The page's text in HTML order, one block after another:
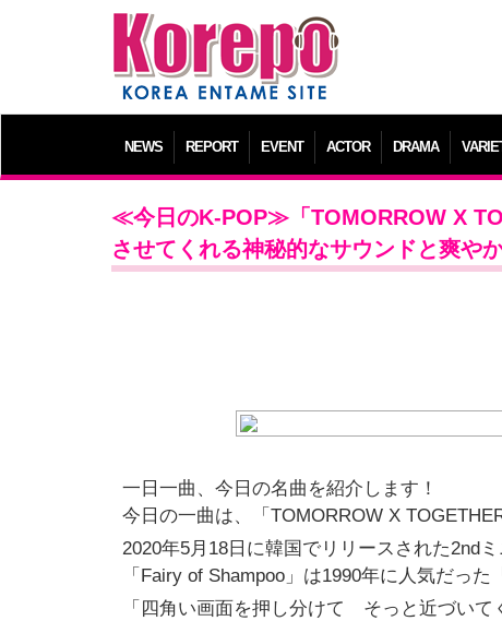
NEWS REPORT EVENT ACTOR DRAMA
≪今日のK-POP≫「TOMORROW X
させてくれる神秘的なサウンドと爽や
一日一曲、今日の名曲を紹介します！
今日の一曲は、「TOMORROW X
2020年5月18日に韓国でリリースされた2nd
「Fairy of Shampoo」は1990年に人気だっ
「四角い画面を押し分けて そっと近づい